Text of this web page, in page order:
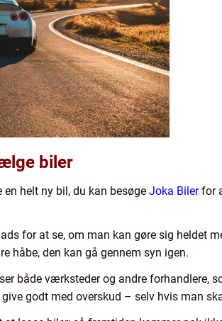
biler
helt ny bil, du kan besøge Joka Bilerfor
for at se, om man kan gøre sig heldet
håbe, den kan gå gennem syn igen.
både værksteder og andre
give godt med overskud – selv hvis man